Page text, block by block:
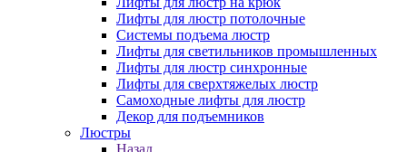
Лифты для люстр потолочные
Системы подъема люстр
Лифты для светильников промышленных
Лифты для люстр синхронные
Лифты для сверхтяжелых люстр
Самоходные лифты для люстр
Декор для подъемников
Люстры
Назад